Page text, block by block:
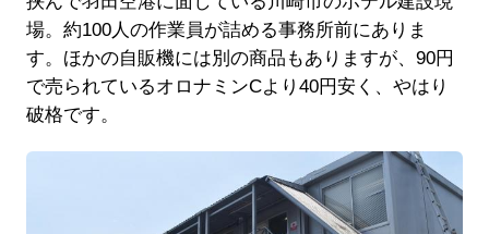
場。約100人の作業員が詰める事務所前にありま
す。ほかの自販機には別の商品もありますが、90円
で売られているオロナミンCより40円安く、やはり
破格です。